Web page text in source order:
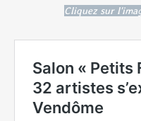
Cliquez sur